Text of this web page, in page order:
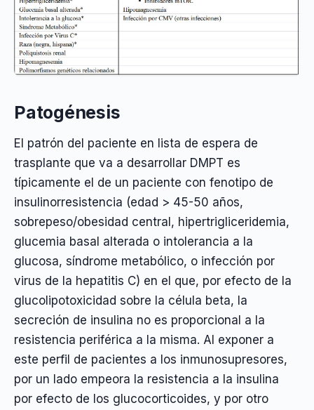
Patogénesis
El patrón del paciente en lista de espera de
trasplante que va a desarrollar DMPT es
típicamente el de un paciente con fenotipo de
insulinorresistencia (edad > 45-50 años,
sobrepeso/obesidad central, hipertrigliceridemia,
glucemia basal alterada o intolerancia a la
glucosa, síndrome metabólico, o infección por
virus de la hepatitis C) en el que, por efecto de la
glucolipotoxicidad sobre la célula beta, la
secreción de insulina no es proporcional a la
resistencia periférica a la misma. Al exponer a
este perfil de pacientes a los inmunosupresores,
por un lado empeora la resistencia a la insulina
por efecto de los glucocorticoides, y por otro